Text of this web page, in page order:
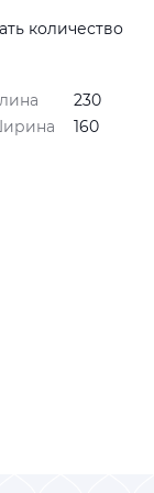
количество
230
160